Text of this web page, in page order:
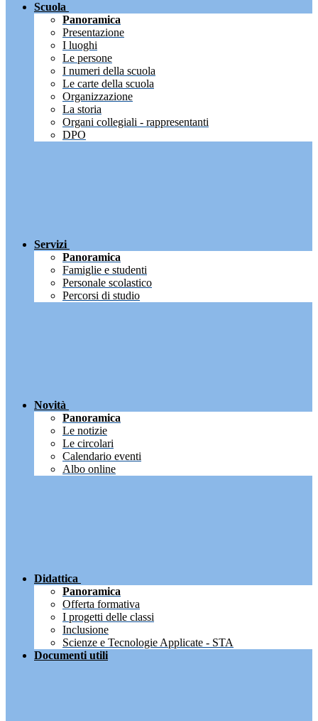
Scuola
Panoramica
Presentazione
I luoghi
Le persone
I numeri della scuola
Le carte della scuola
Organizzazione
La storia
Organi collegiali - rappresentanti
DPO
Servizi
Panoramica
Famiglie e studenti
Personale scolastico
Percorsi di studio
Novità
Panoramica
Le notizie
Le circolari
Calendario eventi
Albo online
Didattica
Panoramica
Offerta formativa
I progetti delle classi
Inclusione
Scienze e Tecnologie Applicate - STA
Documenti utili